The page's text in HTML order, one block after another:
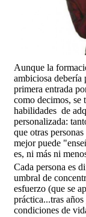
Aunque la
ambiciosa debería
primera entrada
como decimos, se
habilidades de
personalizada:
que otras
mejor puede
es, ni más ni
Cada persona es
umbral de
esfuerzo (que se
práctica...tras
condiciones de